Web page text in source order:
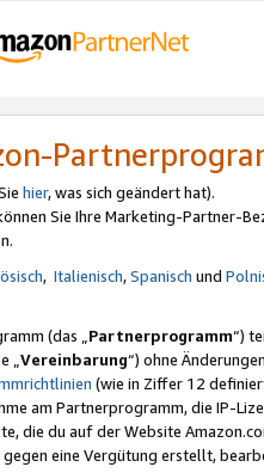
hier, was sich geändert hat).
Sie Ihre Marketing-Partner-
, Italienisch,Spanisch und
(das „Partnerprogramm“)
„Vereinbarung“) ohne
(wie in Ziffer 12
am Partnerprogramm, die IP-
die du auf der Website
eine Vergütung erstellt,